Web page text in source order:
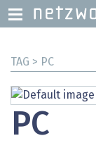
zum
TAG > PC
PC